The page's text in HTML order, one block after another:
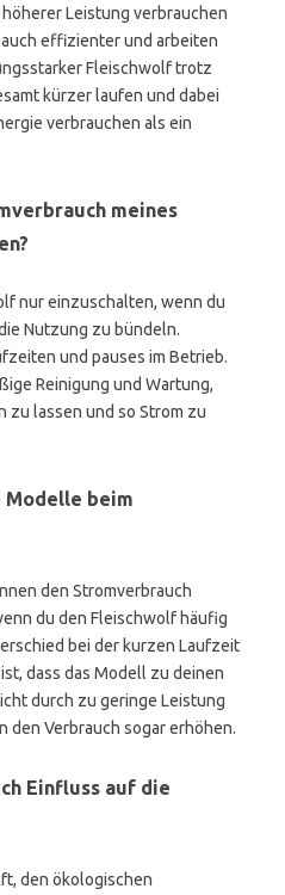
Leistung verbrauchen
effizienter und arbeiten
Fleischwolf trotz
kürzer laufen und dabei
verbrauchen als ein
meines
nur einzuschalten, wenn du
Nutzung zu bündeln.
und pauses im Betrieb.
Reinigung und Wartung,
lassen und so Strom zu
Modelle beim
den Stromverbrauch
du den Fleischwolf häufig
bei der kurzen Laufzeit
dass das Modell zu deinen
durch zu geringe Leistung
den Verbrauch sogar erhöhen.
Einfluss auf die
den ökologischen